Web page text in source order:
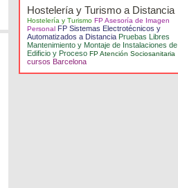
Hostelería y Turismo a Distancia
Hostelería y Turismo FP Asesoría de Imagen
Personal FP Sistemas Electrotécnicos y
Automatizados a Distancia Pruebas Libres
Mantenimiento y Montaje de Instalaciones de
Edificio y Proceso FP Atención Sociosanitaria
cursos Barcelona